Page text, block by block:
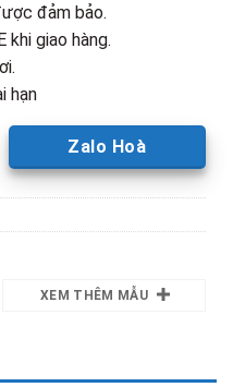
đảm bảo.
khi giao hàng.
hạn
Zalo Hoà
XEM THÊM MẪU